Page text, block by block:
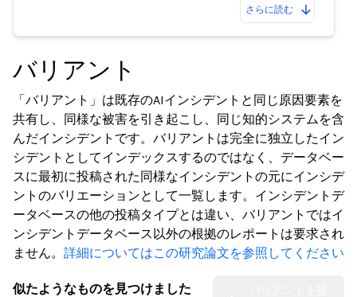
さらに読む
バリアント
「バリアント」は既存のAIインシデントと同じ原因要素を
共有し、同様な被害を引き起こし、同じ知的システムを含
んだインシデントです。バリアントは完全に独立したイン
シデントとしてインデックスするのではなく、データベー
スに最初に投稿された同様なインシデントの元にインシデ
ントのバリエーションとして一覧します。インシデントデ
ータベースの他の投稿タイプとは違い、バリアントではイ
ンシデントデータベース以外の根拠のレポートは要求され
ません。 詳細についてはこの研究論文を参照してください
似たようなものを見つけました